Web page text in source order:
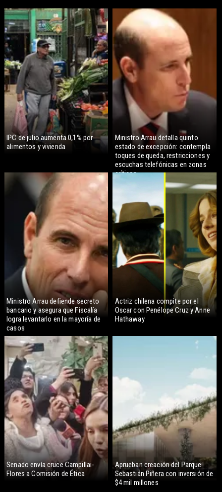
IPC de julio aumenta 0,1% por
alimentos y vivienda
Ministro Arrau detalla quinto
estado de excepción: contempla
toques de queda, restricciones y
escuchas telefónicas en zonas
críticas
Ministro Arrau defiende secreto
bancario y asegura que Fiscalía
logra levantarlo en la mayoría de
casos
Actriz chilena compite por el
Oscar con Penélope Cruz y Anne
Hathaway
Senado envía cruce Campillai-
Flores a Comisión de Ética
Aprueban creación del Parque
Sebastián Piñera con inversión de
$4 mil millones